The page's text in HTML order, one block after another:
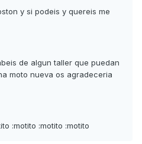
y si podeis y quereis me
de algun taller que puedan
moto nueva os agradeceria
:motito :motito :motito